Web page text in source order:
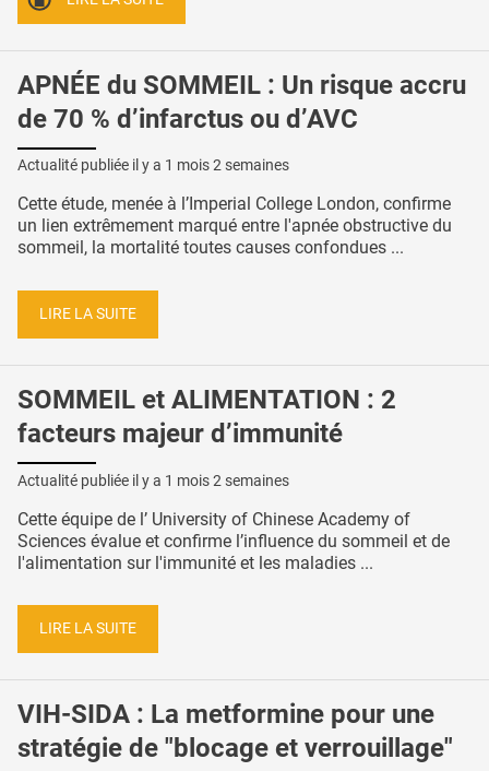
APNÉE du SOMMEIL : Un risque accru
de 70 % d’infarctus ou d’AVC
Actualité publiée il y a 1 mois 2 semaines
Cette étude, menée à l’Imperial College London, confirme
un lien extrêmement marqué entre l'apnée obstructive du
sommeil, la mortalité toutes causes confondues ...
LIRE LA SUITE
SOMMEIL et ALIMENTATION : 2
facteurs majeur d’immunité
Actualité publiée il y a 1 mois 2 semaines
Cette équipe de l’ University of Chinese Academy of
Sciences évalue et confirme l’influence du sommeil et de
l'alimentation sur l'immunité et les maladies ...
LIRE LA SUITE
VIH-SIDA : La metformine pour une
stratégie de "blocage et verrouillage"